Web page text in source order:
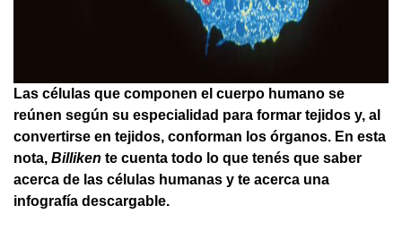
Las células que componen el cuerpo humano se
reúnen según su especialidad para formar tejidos y, al
convertirse en tejidos, conforman los órganos. En esta
nota, Billiken te cuenta todo lo que tenés que saber
acerca de las células humanas y te acerca una
infografía descargable.